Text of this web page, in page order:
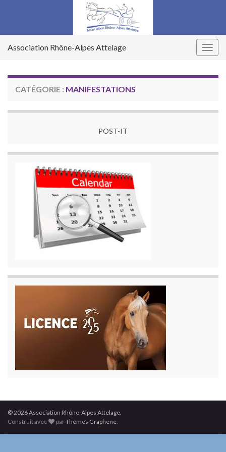
Association Rhône-Alpes Attelage
CATÉGORIE : MANIFESTATIONS
POST-IT
© 2026 Association Rhône-Alpes Attelage.
Construit avec
parThèmes Graphene